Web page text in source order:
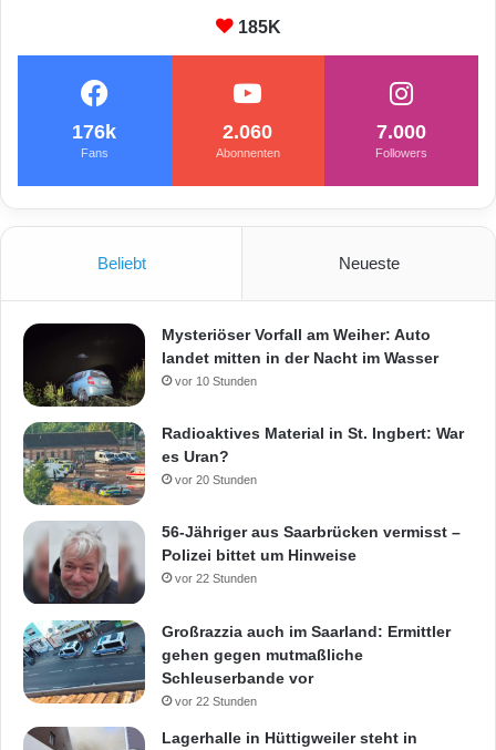
185K
176k
Fans
2.060
Abonnenten
7.000
Followers
Beliebt Neueste
Mysteriöser Vorfall am Weiher: Auto
landet mitten in der Nacht im Wasser
vor 10 Stunden
Radioaktives Material in St. Ingbert: War
es Uran?
vor 20 Stunden
56-Jähriger aus Saarbrücken vermisst –
Polizei bittet um Hinweise
vor 22 Stunden
Großrazzia auch im Saarland: Ermittler
gehen gegen mutmaßliche
Schleuserbande vor
vor 22 Stunden
Lagerhalle in Hüttigweiler steht in